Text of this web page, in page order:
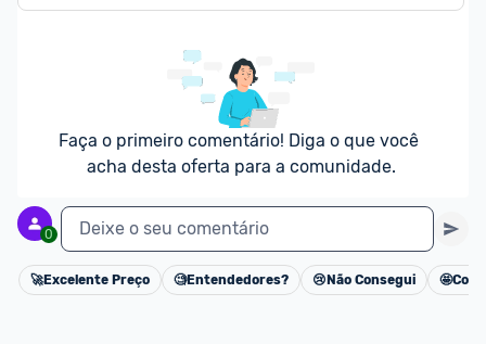
preços devem estar na média ou abaixo da média
dos últimos 3 meses, assim como promoções de
Faça o primeiro comentário! Diga o que você
acha desta oferta para a comunidade.
0 Deixe o seu comentário
Cancelar
🚀Excelente Preço 🧐Entendedores? 😢 Não Consegui 🤩